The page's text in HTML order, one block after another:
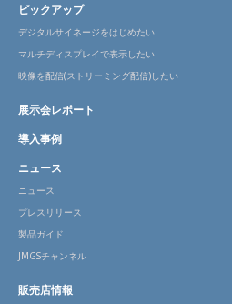
ピックアップ
デジタルサイネージをはじめたい
マルチディスプレイで表示したい
映像を配信(ストリーミング配信)したい
展示会レポート
導入事例
ニュース
ニュース
プレスリリース
製品ガイド
JMGSチャンネル
販売店情報